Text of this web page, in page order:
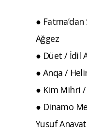
● Fatma’dan
Ağgez
● Düet / İdil
● Anqa /
● Kim Mihri
● Dinamo
Yusuf